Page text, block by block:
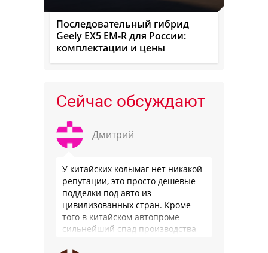
Последовательный гибрид
Geely EX5 EM-R для России:
комплектации и цены
Сейчас обсуждают
Дмитрий
У китайских колымаг нет никакой
репутации, это просто дешевые
подделки под авто из
цивилизованных стран. Кроме
того в китайском автопроме
сильнейший спад производства